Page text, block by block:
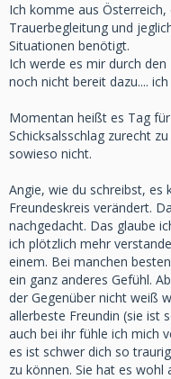
Ich komme aus
Trauerbegleitung und
Situationen benötigt.
Ich werde es mir durch den
noch nicht bereit dazu....
Momentan heißt es Tag
Schicksalsschlag zurecht
sowieso nicht.
Angie, wie du schreibst, es
Freundeskreis verändert.
nachgedacht. Das glaube
ich plötzlich mehr
einem. Bei manchen
ein ganz anderes Gefühl.
der Gegenüber nicht weiß
allerbeste Freundin (sie ist
auch bei ihr fühle ich mich
es ist schwer dich so
zu können. Sie hat es wohl